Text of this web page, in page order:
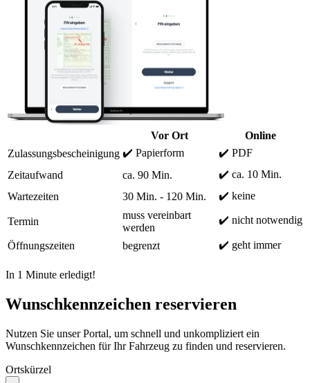
Vor Ort
Online
Zulassungsbescheinigung ✔️ Papierform
✔️ PDF
Zeitaufwand
ca. 90 Min.
✔️ ca. 10 Min.
Wartezeiten
30 Min. - 120 Min. ✔️ keine
Termin
muss vereinbart
werden
✔️ nicht notwendig
Öffnungszeiten begrenzt ✔️ geht immer
In 1 Minute erledigt!
Wunschkennzeichen reservieren
Nutzen Sie unser Portal, um schnell und unkompliziert ein
Wunschkennzeichen für Ihr Fahrzeug zu finden und reservieren.
Ortskürzel